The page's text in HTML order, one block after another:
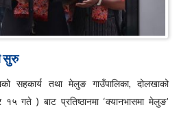
सुरु
सहकार्य तथा मेलुङ गाउँपालिका, दोलखाको
गते ) बाट प्रतिष्ठानमा ‘क्यानभासमा मेलुङ’